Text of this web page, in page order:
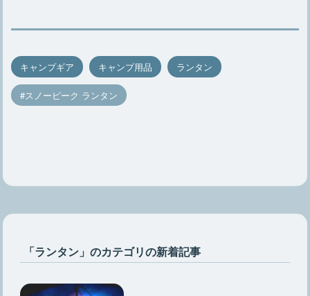
キャンプギア キャンプ用品 ランタン
スノーピーク ランタン
「ランタン」のカテゴリの新着記事